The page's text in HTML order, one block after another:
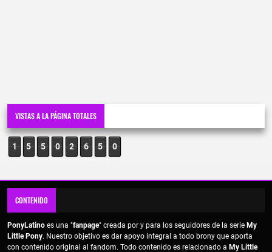
VISTAS A LA PÁGINA TOTALES
1 5 5 0 2 6 5 0
CONTENIDO
PonyLatino es una "fanpage" creada por y para los seguidores de la serie My
Little Pony. Nuestro objetivo es dar apoyo integral a todo brony que aporta
con contenido original al fandom. Todo contenido es relacionado a My Little